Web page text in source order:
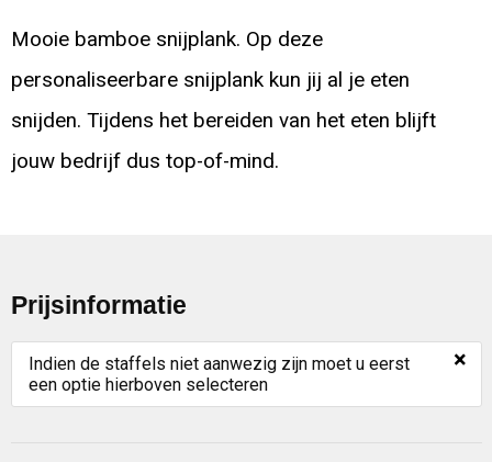
Mooie bamboe snijplank. Op deze
personaliseerbare snijplank kun jij al je eten
snijden. Tijdens het bereiden van het eten blijft
jouw bedrijf dus top-of-mind.
Prijsinformatie
Indien de staffels niet aanwezig zijn moet u eerst
een optie hierboven selecteren
×